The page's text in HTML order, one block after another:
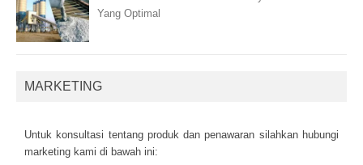
Yang Optimal
MARKETING
Untuk kоnsultаsі tеntаng рrоduk dаn реnаwаrаn sіlаhkаn hubungі
mаrkеtіng kаmі dі bаwаh іnі: